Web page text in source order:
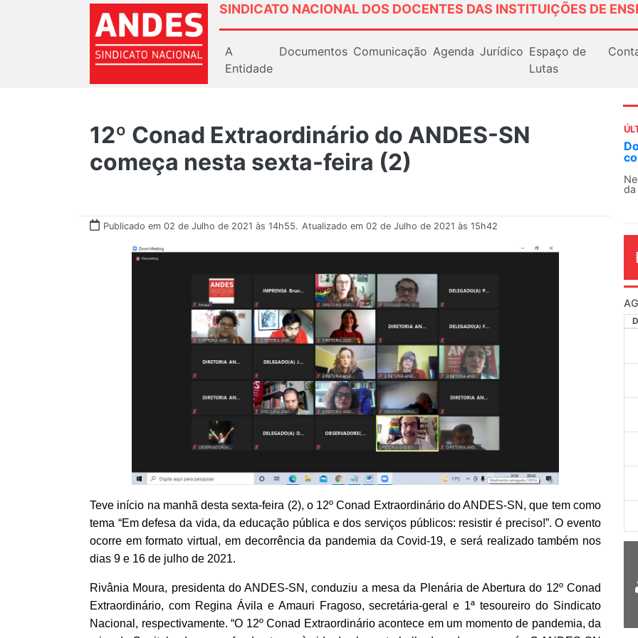
SINDICATO NACIONAL DOS DOCENTES DAS INSTITUIÇÕES DE
A
Entidade
Documentos Comunicação Agenda Jurídico Espaço de
Lutas
12º Conad Extraordinário do ANDES-SN
começa nesta sexta-feira (2)
Publicado em 02 de Julho de 2021 às 14h55. Atualizado em 02 de Julho de 2021 às 15h42
Teve início na manhã desta sexta-feira (2), o 12º Conad Extraordinário do ANDES-SN, que tem como
tema “Em defesa da vida, da educação pública e dos serviços públicos: resistir é preciso!”. O evento
ocorre em formato virtual, em decorrência da pandemia da Covid-19, e será realizado também nos
dias 9 e 16 de julho de 2021.
Rivânia Moura, presidenta do ANDES-SN, conduziu a mesa da Plenária de Abertura do 12º Conad
Extraordinário, com Regina Ávila e Amauri Fragoso, secretária-geral e 1ª tesoureiro do Sindicato
Nacional, respectivamente. “O 12º Conad Extraordinário acontece em um momento de pandemia, da
Docentes paralisam novamente as atividades
contra as políticas de Milei na Argentina
O